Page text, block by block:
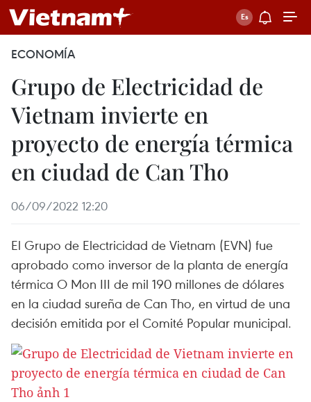
ECONOMÍA
Grupo de Electricidad de
Vietnam invierte en
proyecto de energía térmica
en ciudad de Can Tho
06/09/2022 12:20
El Grupo de Electricidad de Vietnam (EVN) fue
aprobado como inversor de la planta de energía
térmica O Mon III de mil 190 millones de dólares
en la ciudad sureña de Can Tho, en virtud de una
decisión emitida por el Comité Popular municipal.